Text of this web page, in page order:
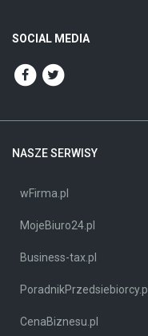
SOCIAL MEDIA
NASZE SERWISY
wFirma.pl
MojeBiuro24.pl
Business-tax.pl
PoradnikPrzedsiebiorcy.pl
CenaBiznesu.pl